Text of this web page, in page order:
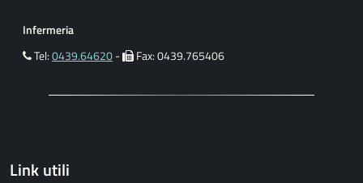
Infermeria
Tel:0439.64620- Fax: 0439.765406
Link utili